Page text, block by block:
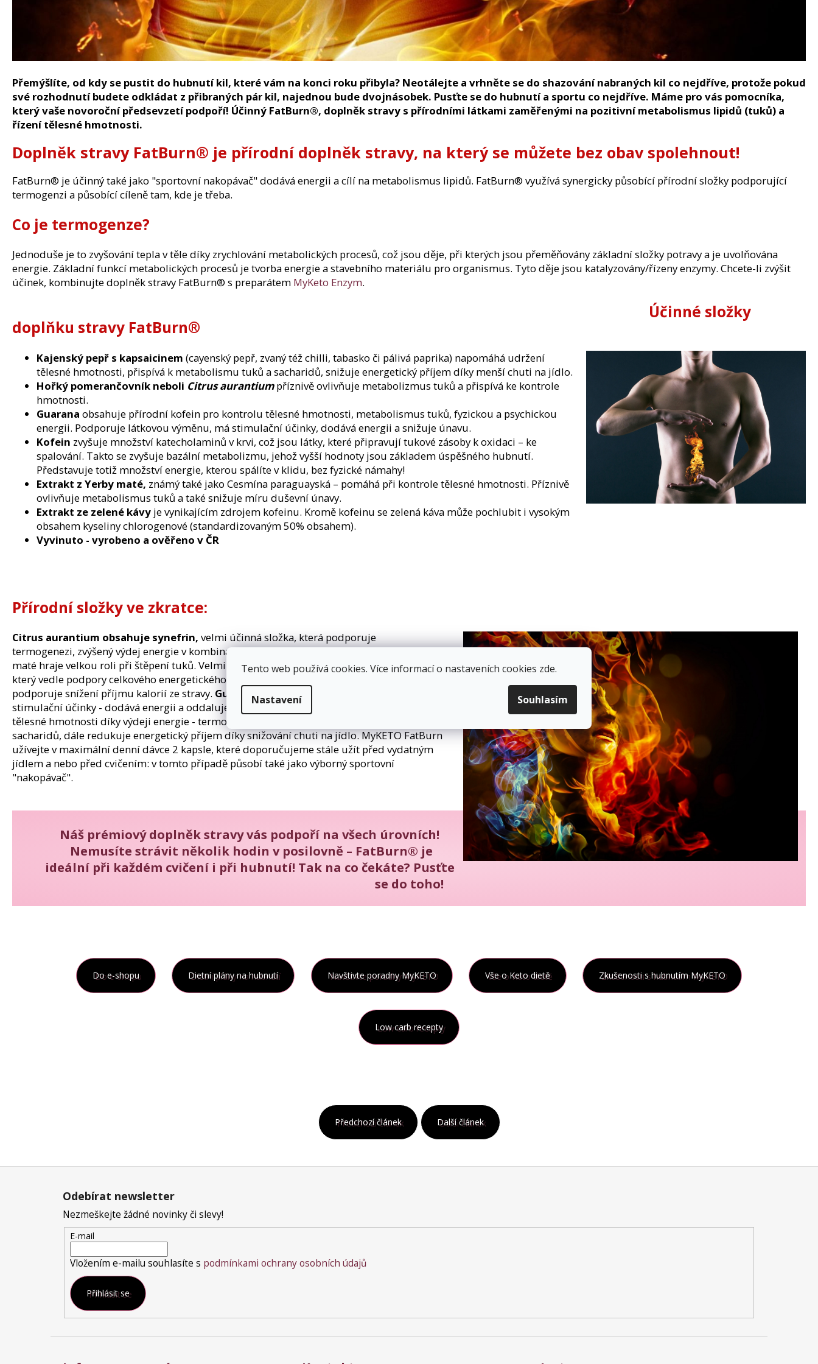
Tento web používá cookies. Více informací o nastaveních cookies zde.
Nastavení Souhlasím
Přemýšlíte, od kdy se pustit do hubnutí kil, které vám na konci roku přibyla? Neotálejte a vrhněte se do shazování nabraných kil co nejdříve, protože pokud
své rozhodnutí budete odkládat z přibraných pár kil, najednou bude dvojnásobek. Pusťte se do hubnutí a sportu co nejdříve. Máme pro vás pomocníka,
který vaše novoroční předsevzetí podpoří! Účinný FatBurn®, doplněk stravy s přírodními látkami zaměřenými na pozitivní metabolismus lipidů (tuků) a
řízení tělesné hmotnosti.
Doplněk stravy FatBurn® je přírodní doplněk stravy, na který se můžete bez obav spolehnout!
FatBurn® je účinný také jako "sportovní nakopávač" dodává energii a cílí na metabolismus lipidů. FatBurn® využívá synergicky působící přírodní složky podporující
termogenzi a působící cíleně tam, kde je třeba.
Co je termogenze?
Jednoduše je to zvyšování tepla v těle díky zrychlování metabolických procesů, což jsou děje, při kterých jsou přeměňovány základní složky potravy a je uvolňována
energie. Základní funkcí metabolických procesů je tvorba energie a stavebního materiálu pro organismus. Tyto děje jsou katalyzovány/řízeny enzymy. Chcete-li zvýšit
účinek, kombinujte doplněk stravy FatBurn® s preparátem MyKeto Enzym.
Účinné složky
doplňku stravy FatBurn®
Kajenský pepř s kapsaicinem (cayenský pepř, zvaný též chilli, tabasko či pálivá paprika) napomáhá udržení
tělesné hmotnosti, přispívá k metabolismu tuků a sacharidů, snižuje energetický příjem díky menší chuti na jídlo.
Hořký pomerančovník neboli Citrus aurantiumpříznivě ovlivňuje metabolizmus tuků a přispívá ke kontrole
hmotnosti.
Guarana obsahuje přírodní kofein pro kontrolu tělesné hmotnosti, metabolismus tuků, fyzickou a psychickou
energii. Podporuje látkovou výměnu, má stimulační účinky, dodává energii a snižuje únavu.
Kofein zvyšuje množství katecholaminů v krvi, což jsou látky, které připravují tukové zásoby k oxidaci – ke
spalování. Takto se zvyšuje bazální metabolizmu, jehož vyšší hodnoty jsou základem úspěšného hubnutí.
Představuje totiž množství energie, kterou spálíte v klidu, bez fyzické námahy!
Extrakt z Yerby maté, známý také jako Cesmína paraguayská – pomáhá při kontrole tělesné hmotnosti. Příznivě
ovlivňuje metabolismus tuků a také snižuje míru duševní únavy.
Extrakt ze zelené kávy je vynikajícím zdrojem kofeinu. Kromě kofeinu se zelená káva může pochlubit i vysokým
obsahem kyseliny chlorogenové (standardizovaným 50% obsahem).
Vyvinuto - vyrobeno a ověřeno v ČR
Přírodní složky ve zkratce:
Citrus aurantium obsahuje synefrin, velmi účinná složka, která podporuje
termogenezi, zvýšený výdej energie v kombinaci s extraktem z guarany, zelené kávy a yerby
maté hraje velkou roli při štěpení tuků. Velmi důležitý je takékapsaicin z kajenského pepře,
který vedle podpory celkového energetického výdeje působí na metabolismus tuků a cukru a
podporuje snížení příjmu kalorií ze stravy. Guaranapodporuje látkovou výměnu, má
stimulační účinky - dodává energii a oddaluje únavu.Kajenský pepř,
tělesné hmotnosti díky výdeji energie - termogenezi, přispívá k metabolismu tuků a
sacharidů, dále redukuje energetický příjem díky snižování chuti na jídlo. MyKETO FatBurn
užívejte v maximální denní dávce 2 kapsle, které doporučujeme stále užít před vydatným
jídlem a nebo před cvičením: v tomto případě působí také jako výborný sportovní
"nakopávač".
Náš prémiový doplněk stravy vás podpoří na všech úrovních!
Nemusíte strávit několik hodin v posilovně – FatBurn® je
ideální při každém cvičení i při hubnutí! Tak na co čekáte? Pusťte
se do toho!
Do e-shopu Dietní plány na hubnutí Navštivte poradny MyKETO Vše o Keto dietě Zkušenosti s hubnutím MyKETO
Low carb recepty
Předchozí článek Další článek
150 Kč
Původně: 210 Kč
147,60 Kč
Původně: 369 Kč
149 Kč
Z
Odebírat newsletter
Nezmeškejte žádné novinky či slevy!
E-mail
Vložením e-mailu souhlasíte s podmínkami ochrany osobních údajů
Přihlásit se